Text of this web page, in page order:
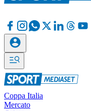
Coppa Italia
Mercato